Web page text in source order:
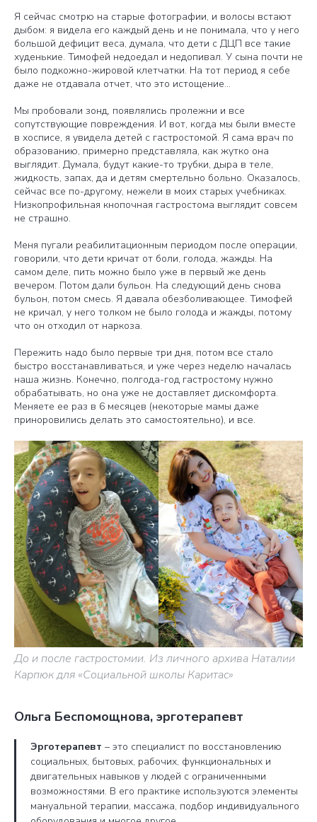
Я сейчас смотрю на старые фотографии, и волосы встают
дыбом: я видела его каждый день и не понимала, что у него
большой дефицит веса, думала, что дети с ДЦП все такие
худенькие. Тимофей недоедал и недопивал. У сына почти не
было подкожно-жировой клетчатки. На тот период я себе
даже не отдавала отчет, что это истощение…
Мы пробовали зонд, появлялись пролежни и все
сопутствующие повреждения. И вот, когда мы были вместе
в хосписе, я увидела детей с гастростомой. Я сама врач по
образованию, примерно представляла, как жутко она
выглядит. Думала, будут какие-то трубки, дыра в теле,
жидкость, запах, да и детям смертельно больно. Оказалось,
сейчас все по-другому, нежели в моих старых учебниках.
Низкопрофильная кнопочная гастростома выглядит совсем
не страшно.
Меня пугали реабилитационным периодом после операции,
говорили, что дети кричат от боли, голода, жажды. На
самом деле, пить можно было уже в первый же день
вечером. Потом дали бульон. На следующий день снова
бульон, потом смесь. Я давала обезболивающее. Тимофей
не кричал, у него толком не было голода и жажды, потому
что он отходил от наркоза.
Пережить надо было первые три дня, потом все стало
быстро восстанавливаться, и уже через неделю началась
наша жизнь. Конечно, полгода-год гастростому нужно
обрабатывать, но она уже не доставляет дискомфорта.
Меняете ее раз в 6 месяцев (некоторые мамы даже
приноровились делать это самостоятельно), и все.
До и после гастростомии. Из личного архива Наталии
Карпюк для «Социальной школы Каритас»
Ольга Беспомощнова, эрготерапевт
Эрготерапевт – это специалист по восстановлению
социальных, бытовых, рабочих, функциональных и
двигательных навыков у людей с ограниченными
возможностями. В его практике используются элементы
мануальной терапии, массажа, подбор индивидуального